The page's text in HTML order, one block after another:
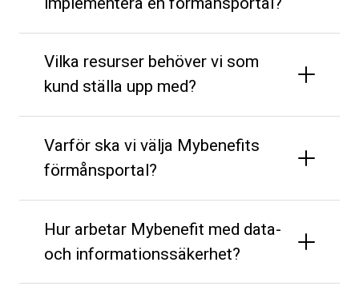
Vilka resurser behöver vi som
kund ställa upp med?
Varför ska vi välja Mybenefits
förmånsportal?
Hur arbetar Mybenefit med data-
och informationssäkerhet?